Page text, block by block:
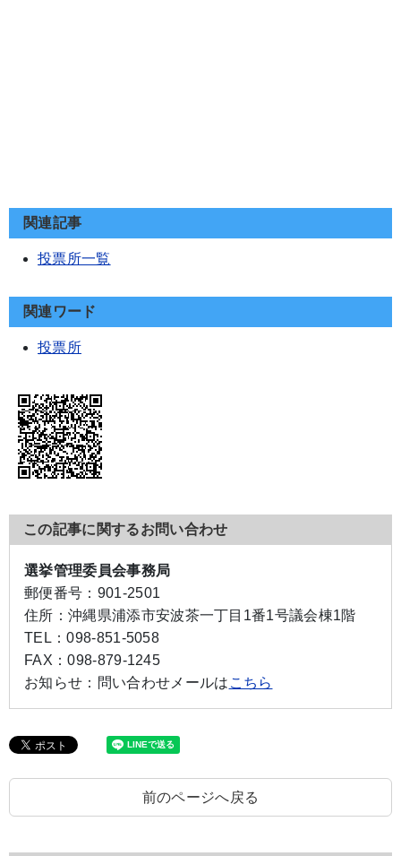
関連記事
投票所一覧
関連ワード
投票所
この記事に関するお問い合わせ
選挙管理委員会事務局
郵便番号： 901-2501
住所： 沖縄県浦添市安波茶一丁目1番1号議会棟1階
TEL：098-851-5058
FAX：098-879-1245
お知らせ： 問い合わせメールは こちら
前のページへ戻る